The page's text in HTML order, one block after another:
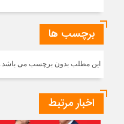
برچسب ها
این مطلب بدون برچسب می باشد.
اخبار مرتبط